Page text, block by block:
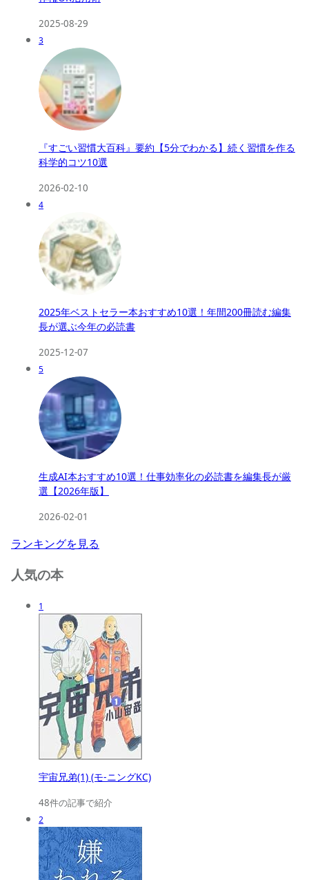
2025-08-29
3
『すごい習慣大百科』要約【5分でわかる】続く習慣を作る
科学的コツ10選
2026-02-10
4
2025年ベストセラー本おすすめ10選！年間200冊読む編集
長が選ぶ今年の必読書
2025-12-07
5
生成AI本おすすめ10選！仕事効率化の必読書を編集長が厳
選【2026年版】
2026-02-01
ランキングを見る
人気の本
1
宇宙兄弟(1) (モ-ニングKC)
48件の記事で紹介
2